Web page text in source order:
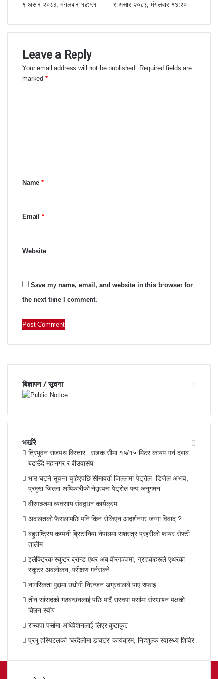
९ असार २०८३, मंगलवार १४:५१ ९ असार २०८३, मंगलवार १४:२०
Leave a Reply
Your email address will not be published.
Required fields are
marked *
tName *
Email *
Website
Save my name, email, and website in this browser for
the next time I comment.
बिज्ञापन / सूचना
भर्खरै
त्रिभुवन राजपथ विस्तार : सडक सीमा १५/१५ मिटर कायम गर्न दबाब
बढाउँदै महानगर र वीउवासंघ
भाउ घट्ने सूचना चुहिएपछि सीमावर्ती जिल्लामा पेट्रोल–डिजेल अभाव,
प्रमुख जिल्ला अधिकारीको नेतृत्वमा पेट्रोल पम्प अनुगमन
वीरगञ्जमा व्यवसाय संवद्र्धन कार्यक्रम
अदालतको फैसलापछि पनि किन रोकिएन आदर्शनगर जग्गा विवाद ?
बहुराष्ट्रिय कम्पनी ब्रिटानिया नेपालमा सशस्त्र प्रहरीको फायर सेफ्टी
तालीम
इलेक्ट्रिक स्कुटर ब्रान्ड एथर अब वीरगञ्जमा, ग्राहकहरूले एथरका
स्कुटर अवलोकन, परीक्षण गर्नसक्ने
नागरिकता मुद्दामा उद्योगी निरन्जन अग्रवालले पाए सफाइ
तीन सांसदको गठबन्धनलाई पछि पार्दै रास्वपा पर्सामा संस्थापन पक्षको
क्लिन स्वीप
रास्वपा पर्सामा अधिवेशनलाई लिएर कुटाकुट
प्रभु हस्पिटलको ‘घरदैलोमा डाक्टर’ कार्यक्रम, निश्शुल्क स्वास्थ्य शिविर